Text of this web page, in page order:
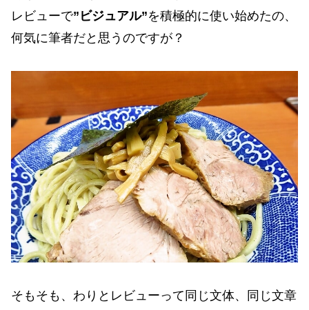
レビューで”ビジュアル”を積極的に使い始めたの、
何気に筆者だと思うのですが？
そもそも、わりとレビューって同じ文体、同じ文章